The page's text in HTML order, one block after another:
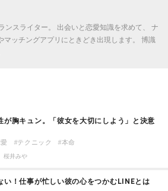
ンスライター。 出会いと恋愛知識を求めて、 ナ
マッチングアプリにときどき出現します。 博識
が胸キュン。「彼女を大切にしよう」と決意
テクニック 本命
桜井みや
い！仕事が忙しい彼の心をつかむLINEとは